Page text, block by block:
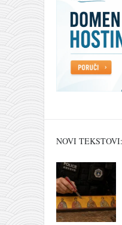
NOVI TEKSTOVI: